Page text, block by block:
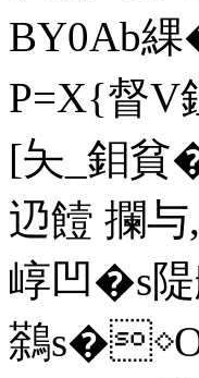
BY0Ab
P=X{督V
[夨_鉬貧
辸饐 攔 
崞凹�s
鷋